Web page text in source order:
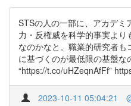
STSの人の一部に、アカデミ
力・反権威を科学的事実より
なのかなと。職業的研究者
に基づくのが最低限の基盤な
“https://t.co/uHZeqnAfFf”
2023-10-11 05:04:21